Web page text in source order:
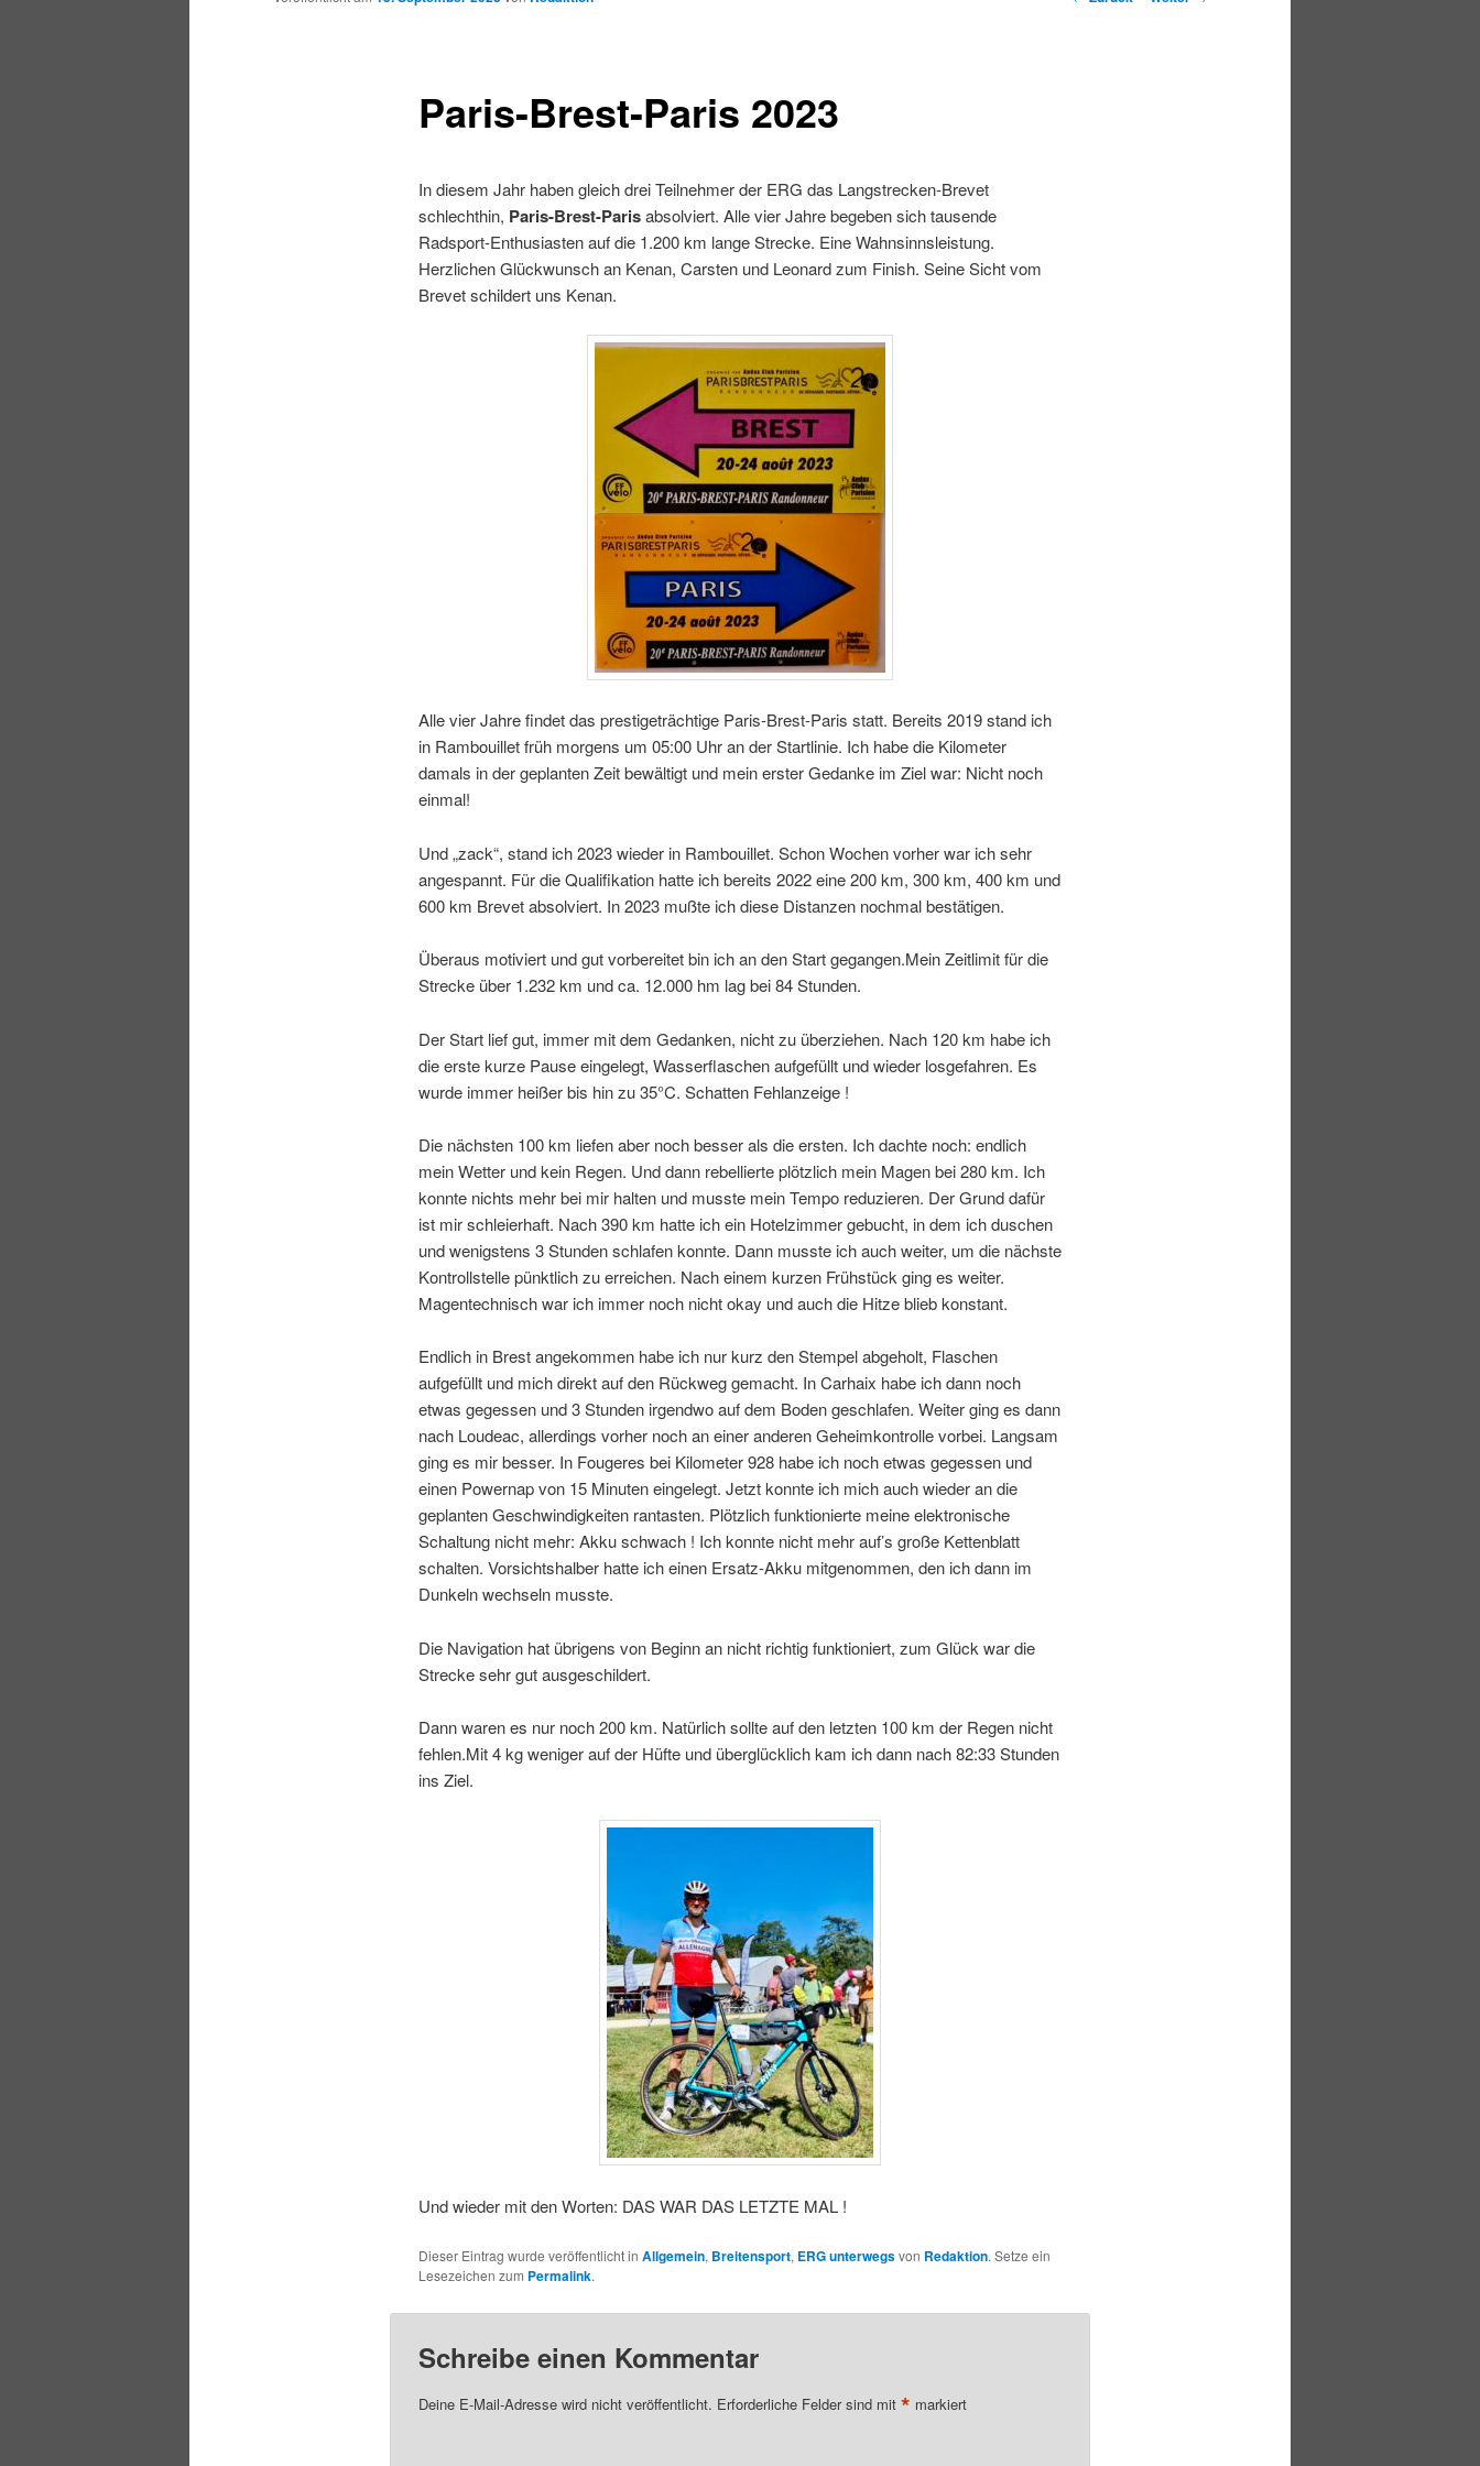
Paris-Brest-Paris 2023
In diesem Jahr haben gleich drei Teilnehmer der ERG das Langstrecken-Brevet
schlechthin, Paris-Brest-Parisabsolviert. Alle vier Jahre begeben sich tausende
Radsport-Enthusiasten auf die 1.200 km lange Strecke. Eine Wahnsinnsleistung.
Herzlichen Glückwunsch an Kenan, Carsten und Leonard zum Finish. Seine Sicht vom
Brevet schildert uns Kenan.
Alle vier Jahre findet das prestigeträchtige Paris-Brest-Paris statt. Bereits 2019 stand ich
in Rambouillet früh morgens um 05:00 Uhr an der Startlinie. Ich habe die Kilometer
damals in der geplanten Zeit bewältigt und mein erster Gedanke im Ziel war: Nicht noch
einmal!
Und „zack“, stand ich 2023 wieder in Rambouillet. Schon Wochen vorher war ich sehr
angespannt. Für die Qualifikation hatte ich bereits 2022 eine 200 km, 300 km, 400 km und
600 km Brevet absolviert. In 2023 mußte ich diese Distanzen nochmal bestätigen.
Überaus motiviert und gut vorbereitet bin ich an den Start gegangen.Mein Zeitlimit für die
Strecke über 1.232 km und ca. 12.000 hm lag bei 84 Stunden.
Der Start lief gut, immer mit dem Gedanken, nicht zu überziehen. Nach 120 km habe ich
die erste kurze Pause eingelegt, Wasserflaschen aufgefüllt und wieder losgefahren. Es
wurde immer heißer bis hin zu 35°C. Schatten Fehlanzeige !
Die nächsten 100 km liefen aber noch besser als die ersten. Ich dachte noch: endlich
mein Wetter und kein Regen. Und dann rebellierte plötzlich mein Magen bei 280 km. Ich
konnte nichts mehr bei mir halten und musste mein Tempo reduzieren. Der Grund dafür
ist mir schleierhaft. Nach 390 km hatte ich ein Hotelzimmer gebucht, in dem ich duschen
und wenigstens 3 Stunden schlafen konnte. Dann musste ich auch weiter, um die nächste
Kontrollstelle pünktlich zu erreichen. Nach einem kurzen Frühstück ging es weiter.
Magentechnisch war ich immer noch nicht okay und auch die Hitze blieb konstant.
Endlich in Brest angekommen habe ich nur kurz den Stempel abgeholt, Flaschen
aufgefüllt und mich direkt auf den Rückweg gemacht. In Carhaix habe ich dann noch
etwas gegessen und 3 Stunden irgendwo auf dem Boden geschlafen. Weiter ging es dann
nach Loudeac, allerdings vorher noch an einer anderen Geheimkontrolle vorbei. Langsam
ging es mir besser. In Fougeres bei Kilometer 928 habe ich noch etwas gegessen und
einen Powernap von 15 Minuten eingelegt. Jetzt konnte ich mich auch wieder an die
geplanten Geschwindigkeiten rantasten. Plötzlich funktionierte meine elektronische
Schaltung nicht mehr: Akku schwach ! Ich konnte nicht mehr auf’s große Kettenblatt
schalten. Vorsichtshalber hatte ich einen Ersatz-Akku mitgenommen, den ich dann im
Dunkeln wechseln musste.
Die Navigation hat übrigens von Beginn an nicht richtig funktioniert, zum Glück war die
Strecke sehr gut ausgeschildert.
Dann waren es nur noch 200 km. Natürlich sollte auf den letzten 100 km der Regen nicht
fehlen.Mit 4 kg weniger auf der Hüfte und überglücklich kam ich dann nach 82:33 Stunden
ins Ziel.
Und wieder mit den Worten: DAS WAR DAS LETZTE MAL !
Dieser Eintrag wurde veröffentlicht in Allgemein, Breitensport, ERG unterwegsvon Redaktion. Setze ein
Lesezeichen zum Permalink.
Schreibe einen Kommentar
Deine E-Mail-Adresse wird nicht veröffentlicht. Erforderliche Felder sind mit * markiert